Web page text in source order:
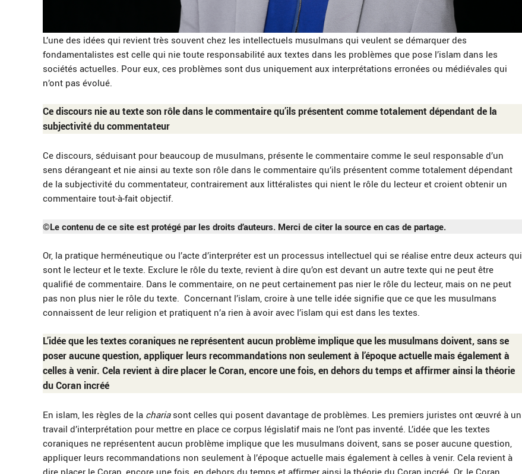
L’une des idées qui revient très souvent chez les intellectuels musulmans qui veulent se démarquer des
fondamentalistes est celle qui nie toute responsabilité aux textes dans les problèmes que pose l’islam dans les
sociétés actuelles. Pour eux, ces problèmes sont dus uniquement aux interprétations erronées ou médiévales qui
n’ont pas évolué.
Ce discours nie au texte son rôle dans le commentaire qu’ils présentent comme totalement dépendant de la
subjectivité du commentateur
Ce discours, séduisant pour beaucoup de musulmans, présente le commentaire comme le seul responsable d’un
sens dérangeant et nie ainsi au texte son rôle dans le commentaire qu’ils présentent comme totalement dépendant
de la subjectivité du commentateur, contrairement aux littéralistes qui nient le rôle du lecteur et croient obtenir un
commentaire tout-à-fait objectif.
©Le contenu de ce site est protégé par les droits d’auteurs. Merci de citer la source en cas de partage.
Or, la pratique herméneutique ou l’acte d’interpréter est un processus intellectuel qui se réalise entre deux acteurs qui
sont le lecteur et le texte. Exclure le rôle du texte, revient à dire qu’on est devant un autre texte qui ne peut être
qualifié de commentaire. Dans le commentaire, on ne peut certainement pas nier le rôle du lecteur, mais on ne peut
pas non plus nier le rôle du texte. Concernant l’islam, croire à une telle idée signifie que ce que les musulmans
connaissent de leur religion et pratiquent n’a rien à avoir avec l’islam qui est dans les textes.
L’idée que les textes coraniques ne représentent aucun problème implique que les musulmans doivent, sans se
poser aucune question, appliquer leurs recommandations non seulement à l’époque actuelle mais également à
celles à venir. Cela revient à dire placer le Coran, encore une fois, en dehors du temps et affirmer ainsi la théorie
du Coran incréé
En islam, les règles de la chariasont celles qui posent davantage de problèmes. Les premiers juristes ont œuvré à un
travail d’interprétation pour mettre en place ce corpus législatif mais ne l’ont pas inventé. L’idée que les textes
coraniques ne représentent aucun problème implique que les musulmans doivent, sans se poser aucune question,
appliquer leurs recommandations non seulement à l’époque actuelle mais également à celles à venir. Cela revient à